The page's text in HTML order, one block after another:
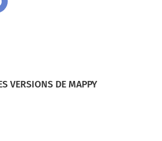
du Louvre sur 200 mètres
de la Mégisserie sur 400 mètres
VERSIONS DE MAPPY